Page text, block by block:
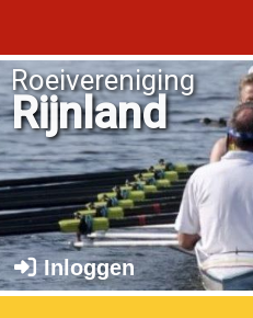
Roeivereniging
Rijnland
Inloggen